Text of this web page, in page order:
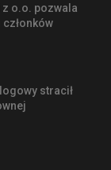
o.o. pozwala
stracił